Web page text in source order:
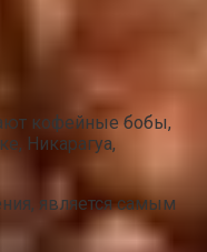
кофейные бобы,
Никарагуа,
является самым